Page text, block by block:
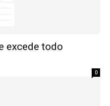
excede todo
0